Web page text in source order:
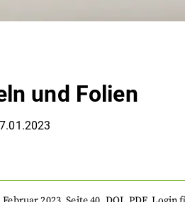
und Folien